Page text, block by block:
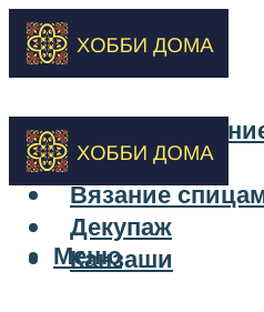
Вышивка
Вязание
Декупаж
Канзаши
Меню